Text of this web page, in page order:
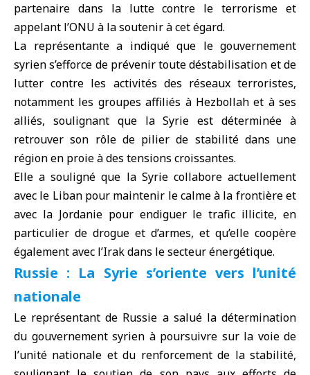
partenaire dans la lutte contre le terrorisme et
appelant l’ONU à la soutenir à cet égard.
La représentante a indiqué que le gouvernement
syrien s’efforce de prévenir toute déstabilisation et de
lutter contre les activités des réseaux terroristes,
notamment les groupes affiliés à Hezbollah et à ses
alliés, soulignant que la Syrie est déterminée à
retrouver son rôle de pilier de stabilité dans une
région en proie à des tensions croissantes.
Elle a souligné que la Syrie collabore actuellement
avec le Liban pour maintenir le calme à la frontière et
avec la Jordanie pour endiguer le trafic illicite, en
particulier de drogue et d’armes, et qu’elle coopère
également avec l’Irak dans le secteur énergétique.
Russie : La Syrie s’oriente vers l’unité
nationale
Le représentant de Russie a salué la détermination
du gouvernement syrien à poursuivre sur la voie de
l’unité nationale et du renforcement de la stabilité,